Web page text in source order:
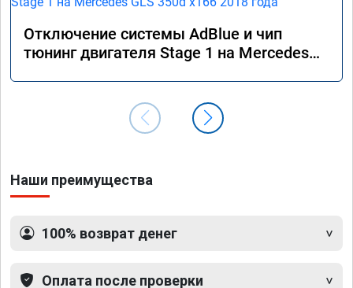
Отключение системы AdBlue и чип
тюнинг двигателя Stage 1 на Mercedes
Наши преимущества
100% возврат денег
Оплата после проверки